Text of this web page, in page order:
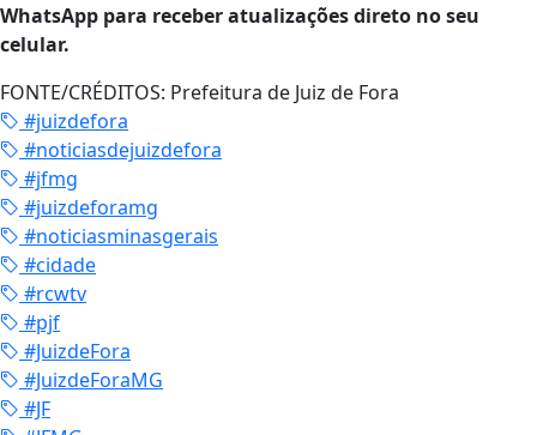
WhatsApp para receber atualizações direto no seu
celular.
FONTE/CRÉDITOS: Prefeitura de Juiz de Fora
#juizdefora
#noticiasdejuizdefora
#jfmg
#juizdeforamg
#noticiasminasgerais
#cidade
#rcwtv
#pjf
#JuizdeFora
#JuizdeForaMG
#JF